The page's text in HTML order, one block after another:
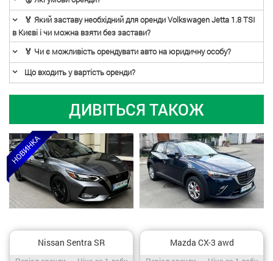
🏅 Який заставу необхідний для оренди Volkswagen Jetta 1.8 TSI
в Києві і чи можна взяти без застави?
🏅 Чи є можливість орендувати авто на юридичну особу?
Що входить у вартість оренди?
ДИВІТЬСЯ ТАКОЖ
Nissan Sentra SR Mazda CX-3 awd